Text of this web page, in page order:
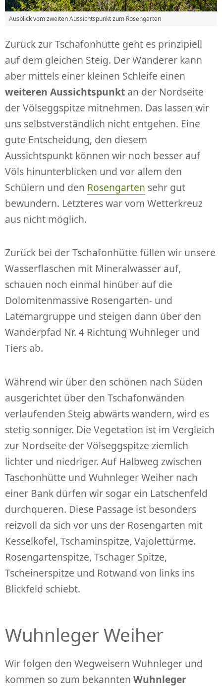
Ausblick vom zweiten Aussichtspunkt zum Rosengarten
Zurück zur Tschafonhütte geht es prinzipiell
auf dem gleichen Steig. Der Wanderer kann
aber mittels einer kleinen Schleife einen
weiteren Aussichtspunkt an der Nordseite
der Völseggspitze mitnehmen. Das lassen wir
uns selbstverständlich nicht entgehen. Eine
gute Entscheidung, den diesem
Aussichtspunkt können wir noch besser auf
Völs hinunterblicken und vor allem den
Schülern und den Rosengarten sehr gut
bewundern. Letzteres war vom Wetterkreuz
aus nicht möglich.
Zurück bei der Tschafonhütte füllen wir unsere
Wasserflaschen mit Mineralwasser auf,
schauen noch einmal hinüber auf die
Dolomitenmassive Rosengarten- und
Latemargruppe und steigen dann über den
Wanderpfad Nr. 4 Richtung Wuhnleger und
Tiers ab.
Während wir über den schönen nach Süden
ausgerichtet über den Tschafonwänden
verlaufenden Steig abwärts wandern, wird es
stetig sonniger. Die Vegetation ist im Vergleich
zur Nordseite der Völseggspitze ziemlich
lichter und niedriger. Auf Halbweg zwischen
Taschonhütte und Wuhnleger Weiher nach
einer Bank dürfen wir sogar ein Latschenfeld
durchqueren. Diese Passage ist besonders
reizvoll da sich vor uns der Rosengarten mit
Kesselkofel, Tschaminspitze, Vajolettürme.
Rosengartenspitze, Tschager Spitze,
Tscheinerspitze und Rotwand von links ins
Blickfeld schiebt.
Wuhnleger Weiher
Wir folgen den Wegweisern Wuhnleger und
kommen so zum bekannten Wuhnleger